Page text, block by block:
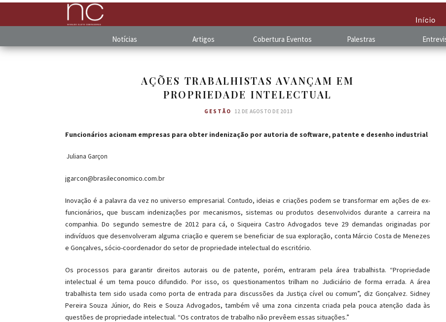
Início
Notícias Artigos Cobertura Eventos Palestras
AÇÕES TRABALHISTAS AVANÇAM EM
PROPRIEDADE INTELECTUAL
GESTÃO 12 DE AGOSTO DE 2013
Funcionários acionam empresas para obter indenização por autoria de software, patente e desenho industrial
Juliana Garçon
jgarcon@brasileconomico.com.br
Inovação é a palavra da vez no universo empresarial. Contudo, ideias e criações podem se transformar em ações de ex-
funcionários, que buscam indenizações por mecanismos, sistemas ou produtos desenvolvidos durante a carreira na
companhia. Do segundo semestre de 2012 para cá, o Siqueira Castro Advogados teve 29 demandas originadas por
indivíduos que desenvolveram alguma criação e querem se beneficiar de sua exploração, conta Márcio Costa de Menezes
e Gonçalves, sócio-coordenador do setor de propriedade intelectual do escritório.
Os processos para garantir direitos autorais ou de patente, porém, entraram pela área trabalhista. “Propriedade
intelectual é um tema pouco difundido. Por isso, os questionamentos trilham no Judiciário de forma errada. A área
trabalhista tem sido usada como porta de entrada para discussões da Justiça cível ou comum”, diz Gonçalvez. Sidney
Pereira Souza Júnior, do Reis e Souza Advogados, também vê uma zona cinzenta criada pela pouca atenção dada às
questões de propriedade intelectual. “Os contratos de trabalho não prevêem essas situações.”